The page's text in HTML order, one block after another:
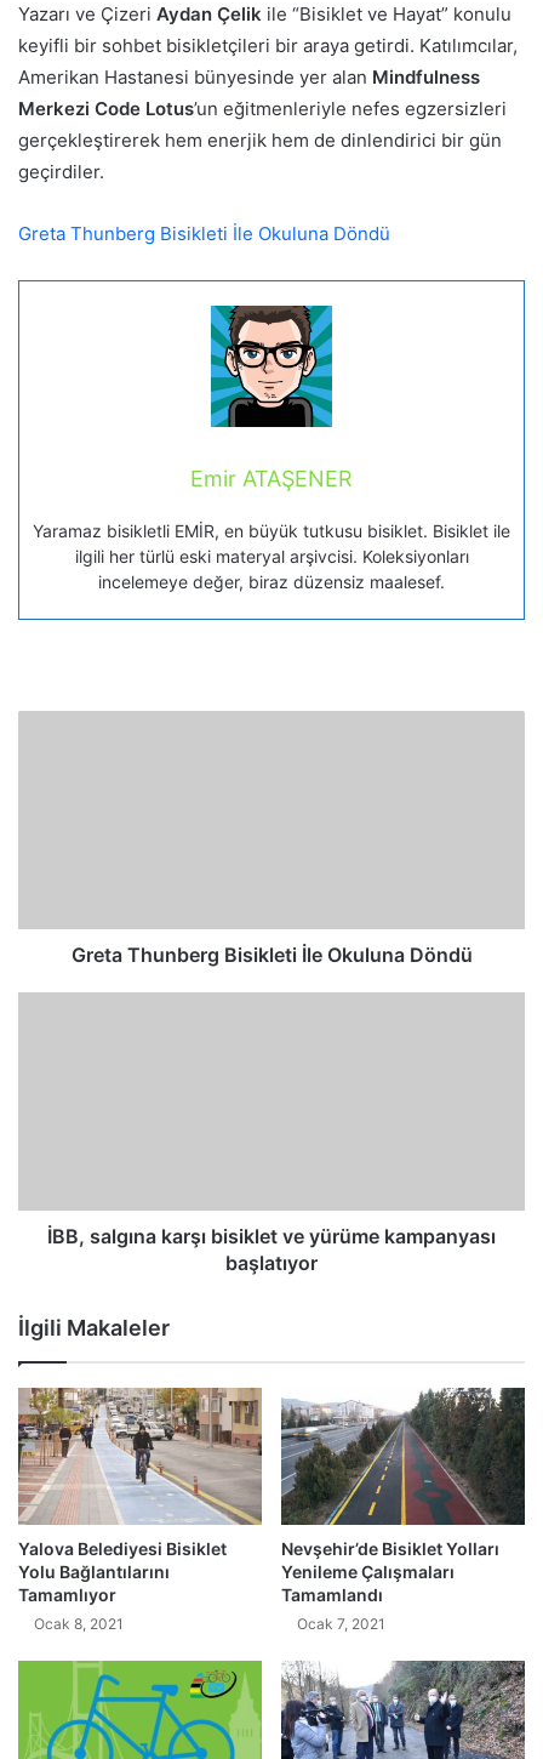
Yazarı ve Çizeri Aydan Çelik ile “Bisiklet ve Hayat” konulu
keyifli bir sohbet bisikletçileri bir araya getirdi. Katılımcılar,
Amerikan Hastanesi bünyesinde yer alan Mindfulness
Merkezi Code Lotus’un eğitmenleriyle nefes egzersizleri
gerçekleştirerek hem enerjik hem de dinlendirici bir gün
geçirdiler.
Greta Thunberg Bisikleti İle Okuluna Döndü
Emir ATAŞENER
Yaramaz bisikletli EMİR, en büyük tutkusu bisiklet. Bisiklet ile
ilgili her türlü eski materyal arşivcisi. Koleksiyonları
incelemeye değer, biraz düzensiz maalesef.
Greta Thunberg Bisikleti İle Okuluna Döndü
İBB, salgına karşı bisiklet ve yürüme kampanyası
başlatıyor
İlgili Makaleler
Yalova Belediyesi Bisiklet
Yolu Bağlantılarını
Tamamlıyor
Ocak 8, 2021
Nevşehir’de Bisiklet Yolları
Yenileme Çalışmaları
Tamamlandı
Ocak 7, 2021